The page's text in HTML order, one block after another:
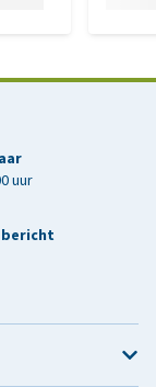
uur
bericht